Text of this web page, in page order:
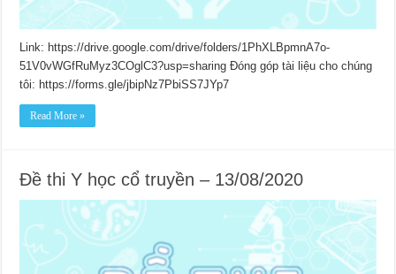
Link: https://drive.google.com/drive/folders/1PhXLBpmnA7o-
51V0vWGfRuMyz3COglC3?usp=sharing Đóng góp tài liệu cho chúng
tôi: https://forms.gle/jbipNz7PbiSS7JYp7
Read More »
Đề thi Y học cổ truyền – 13/08/2020